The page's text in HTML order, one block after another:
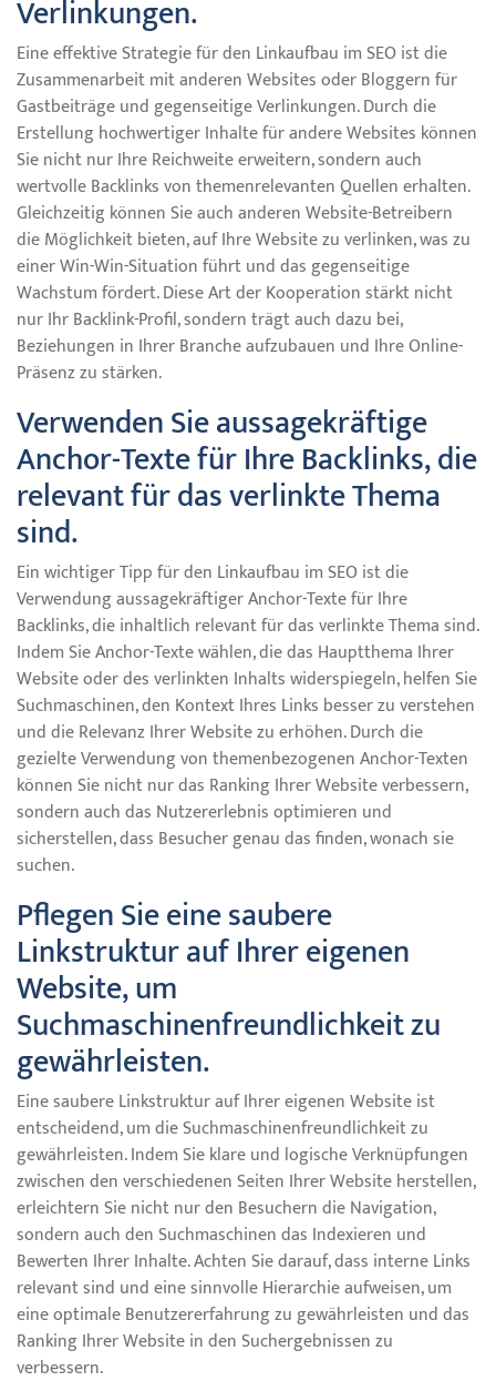
Verlinkungen.
Eine effektive Strategie für den Linkaufbau im SEO ist die
Zusammenarbeit mit anderen Websites oder Bloggern für
Gastbeiträge und gegenseitige Verlinkungen. Durch die
Erstellung hochwertiger Inhalte für andere Websites können
Sie nicht nur Ihre Reichweite erweitern, sondern auch
wertvolle Backlinks von themenrelevanten Quellen erhalten.
Gleichzeitig können Sie auch anderen Website-Betreibern
die Möglichkeit bieten, auf Ihre Website zu verlinken, was zu
einer Win-Win-Situation führt und das gegenseitige
Wachstum fördert. Diese Art der Kooperation stärkt nicht
nur Ihr Backlink-Profil, sondern trägt auch dazu bei,
Beziehungen in Ihrer Branche aufzubauen und Ihre Online-
Präsenz zu stärken.
Verwenden Sie aussagekräftige
Anchor-Texte für Ihre Backlinks, die
relevant für das verlinkte Thema
sind.
Ein wichtiger Tipp für den Linkaufbau im SEO ist die
Verwendung aussagekräftiger Anchor-Texte für Ihre
Backlinks, die inhaltlich relevant für das verlinkte Thema sind.
Indem Sie Anchor-Texte wählen, die das Hauptthema Ihrer
Website oder des verlinkten Inhalts widerspiegeln, helfen Sie
Suchmaschinen, den Kontext Ihres Links besser zu verstehen
und die Relevanz Ihrer Website zu erhöhen. Durch die
gezielte Verwendung von themenbezogenen Anchor-Texten
können Sie nicht nur das Ranking Ihrer Website verbessern,
sondern auch das Nutzererlebnis optimieren und
sicherstellen, dass Besucher genau das finden, wonach sie
suchen.
Pflegen Sie eine saubere
Linkstruktur auf Ihrer eigenen
Website, um
Suchmaschinenfreundlichkeit zu
gewährleisten.
Eine saubere Linkstruktur auf Ihrer eigenen Website ist
entscheidend, um die Suchmaschinenfreundlichkeit zu
gewährleisten. Indem Sie klare und logische Verknüpfungen
zwischen den verschiedenen Seiten Ihrer Website herstellen,
erleichtern Sie nicht nur den Besuchern die Navigation,
sondern auch den Suchmaschinen das Indexieren und
Bewerten Ihrer Inhalte. Achten Sie darauf, dass interne Links
relevant sind und eine sinnvolle Hierarchie aufweisen, um
eine optimale Benutzererfahrung zu gewährleisten und das
Ranking Ihrer Website in den Suchergebnissen zu
verbessern.